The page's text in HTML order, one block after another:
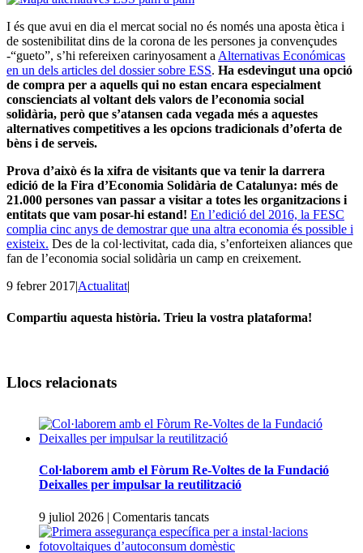
I és que avui en dia el mercat social no és només una aposta ètica i
de sostenibilitat dins de la corona de les persones ja convençudes
-“gueto”, s’hi refereixen carinyosament a Alternativas Económicas
en un dels articles del dossier sobre ESS. Ha esdevingut una opció
de compra per a aquells qui no estan encara especialment
conscienciats al voltant dels valors de l’economia social
solidària, però que s’atansen cada vegada més a aquestes
alternatives competitives a les opcions tradicionals d’oferta de
bèns i de serveis.
Prova d’això és la xifra de visitants que va tenir la darrera
edició de la Fira d’Economia Solidària de Catalunya: més de
21.000 persones van passar a visitar a totes les organitzacions i
entitats que vam posar-hi estand! En l’edició del 2016, la FESC
complia cinc anys de demostrar que una altra economia és possible i
existeix. Des de la col·lectivitat, cada dia, s’enforteixen aliances que
fan de l’economia social solidària un camp en creixement.
9 febrer 2017|Actualitat|
Compartiu aquesta història. Trieu la vostra plataforma!
Llocs relacionats
Col·laborem amb el Fòrum Re-Voltes de la Fundació
Deixalles per impulsar la reutilització
9 juliol 2026 | Comentaris tancatsa
Col·laborem
amb